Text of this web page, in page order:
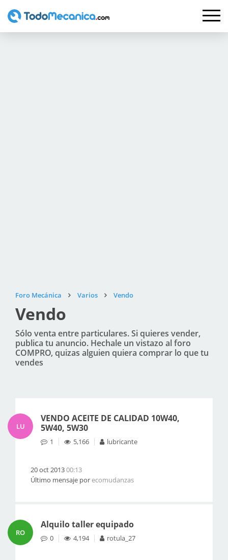
Foro Mecánica Varios Vendo
Vendo
Sólo venta entre particulares. Si quieres vender,
publica tu anuncio. Hechale un vistazo al foro
COMPRO, quizas alguien quiera comprar lo que tu
vendes
LU
VENDO ACEITE DE CALIDAD 10W40,
5W40, 5W30
1 5,166 lubricante
20 oct 201300:13
Último mensaje porecomudanzas
RO
Alquilo taller equipado
0 4,194 rotula_27